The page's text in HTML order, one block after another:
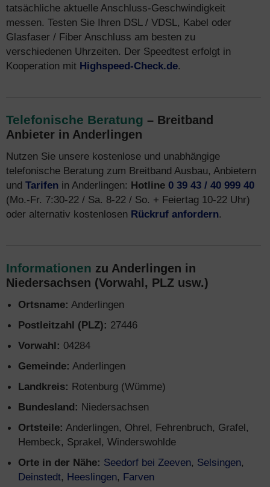
tatsächliche aktuelle Anschluss-Geschwindigkeit
messen. Testen Sie Ihren DSL / VDSL, Kabel oder
Glasfaser / Fiber Anschluss am besten zu
verschiedenen Uhrzeiten. Der Speedtest erfolgt in
Kooperation mit Highspeed-Check.de.
Telefonische Beratung – Breitband
Anbieter in Anderlingen
Nutzen Sie unsere kostenlose und unabhängige
telefonische Beratung zum Breitband Ausbau, Anbietern
und Tarifen in Anderlingen: Hotline 0 39 43 / 40 999 40
(Mo.-Fr. 7:30-22 / Sa. 8-22 / So. + Feiertag 10-22 Uhr)
oder alternativ kostenlosen Rückruf anfordern.
Informationen zu Anderlingen in
Niedersachsen (Vorwahl, PLZ usw.)
Ortsname: Anderlingen
Postleitzahl (PLZ): 27446
Vorwahl: 04284
Gemeinde: Anderlingen
Landkreis: Rotenburg (Wümme)
Bundesland: Niedersachsen
Ortsteile: Anderlingen, Ohrel, Fehrenbruch, Grafel,
Hembeck, Sprakel, Winderswohlde
Orte in der Nähe: Seedorf bei Zeeven, Selsingen,
Deinstedt, Heeslingen, Farven